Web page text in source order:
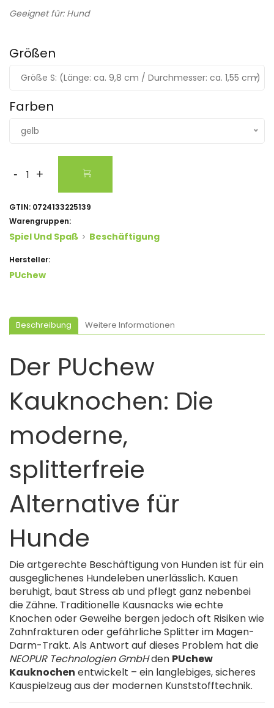
Geeignet für: Hund
Größen
Größe S: (Länge: ca. 9,8 cm / Durchmesser: ca. 1,55 cm)
Farben
gelb
- +
GTIN: 0724133225139
Warengruppen:
Spiel Und Spaß Beschäftigung
Hersteller:
PUchew
Beschreibung Weitere Informationen
Der PUchew
Kauknochen: Die
moderne,
splitterfreie
Alternative für
Hunde
Die artgerechte Beschäftigung von Hunden ist für ein
ausgeglichenes Hundeleben unerlässlich. Kauen
beruhigt, baut Stress ab und pflegt ganz nebenbei
die Zähne. Traditionelle Kausnacks wie echte
Knochen oder Geweihe bergen jedoch oft Risiken wie
Zahnfrakturen oder gefährliche Splitter im Magen-
Darm-Trakt. Als Antwort auf dieses Problem hat die
NEOPUR Technologien GmbHden PUchew
Kauknochen entwickelt – ein langlebiges, sicheres
Kauspielzeug aus der modernen Kunststofftechnik.